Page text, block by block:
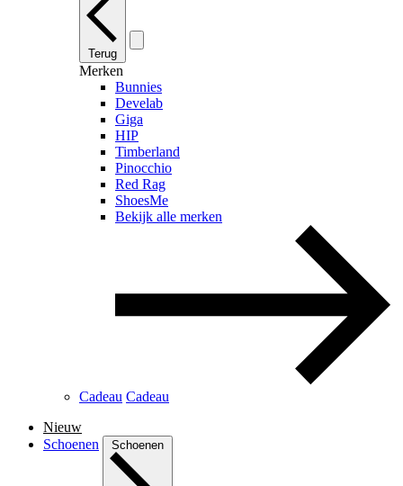
Terug
Merken
Bunnies
Develab
Giga
HIP
Timberland
Pinocchio
Red Rag
ShoesMe
Bekijk alle merken
Cadeau Cadeau
Nieuw
Schoenen
Schoenen